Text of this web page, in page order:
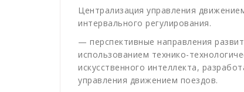
Централизация управления
интервального регулирования.
— перспективные направления
использованием технико-
искусственного интеллекта,
управления движением поездов.